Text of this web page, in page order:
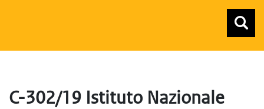
C-302/19 Istituto Nazionale